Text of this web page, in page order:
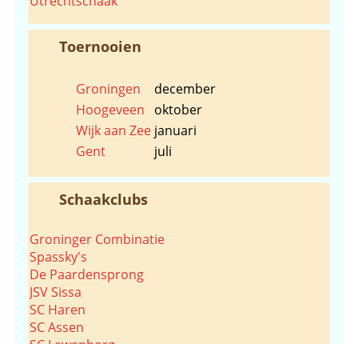
Toernooien
Groningen
december
Hoogeveen
oktober
Wijk aan Zee januari
Gent
juli
Schaakclubs
Groninger Combinatie
Spassky's
De Paardensprong
JSV Sissa
SC Haren
SC Assen